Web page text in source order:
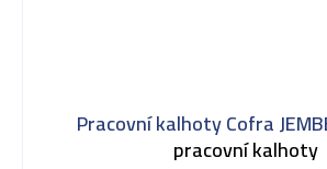
Pracovní kalhoty Cofra
pracovní kalhoty